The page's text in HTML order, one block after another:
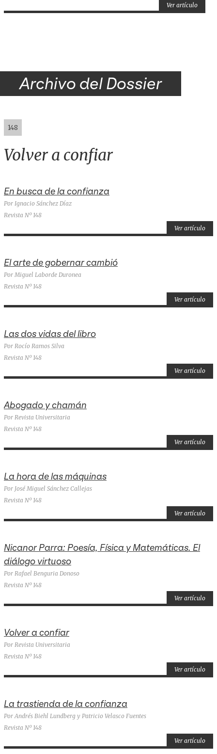
Ver artículo
Archivo del Dossier
148
Volver a confiar
En busca de la confianza
Por Ignacio Sánchez Díaz
Revista Nº 148
Ver artículo
El arte de gobernar cambió
Por Miguel Laborde Duronea
Revista Nº 148
Ver artículo
Las dos vidas del libro
Por Rocío Ramos Silva
Revista Nº 148
Ver artículo
Abogado y chamán
Por Revista Universitaria
Revista Nº 148
Ver artículo
La hora de las máquinas
Por José Miguel Sánchez Callejas
Revista Nº 148
Ver artículo
Nicanor Parra: Poesía, Física y Matemáticas. El
diálogo virtuoso
Por Rafael Benguria Donoso
Revista Nº 148
Ver artículo
Volver a confiar
Por Revista Universitaria
Revista Nº 148
Ver artículo
La trastienda de la confianza
Por Andrés Biehl Lundberg y Patricio Velasco Fuentes
Revista Nº 148
Ver artículo